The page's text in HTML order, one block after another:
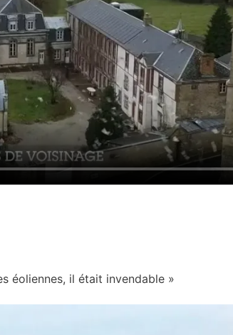
éoliennes, il était invendable »